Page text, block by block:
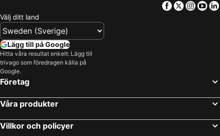
Facebook
Twitter
Välj ditt land
Lägg till på Google
Hitta våra resultat enkelt: Lägg till
trivago som föredragen källa på
Google.
Företag
Våra produkter
Villkor och policyer